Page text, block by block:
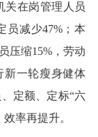
关在岗管理人员
员减少47%；本
压缩15%，劳动
新一轮瘦身健体
定额、定标“六
率再提升。